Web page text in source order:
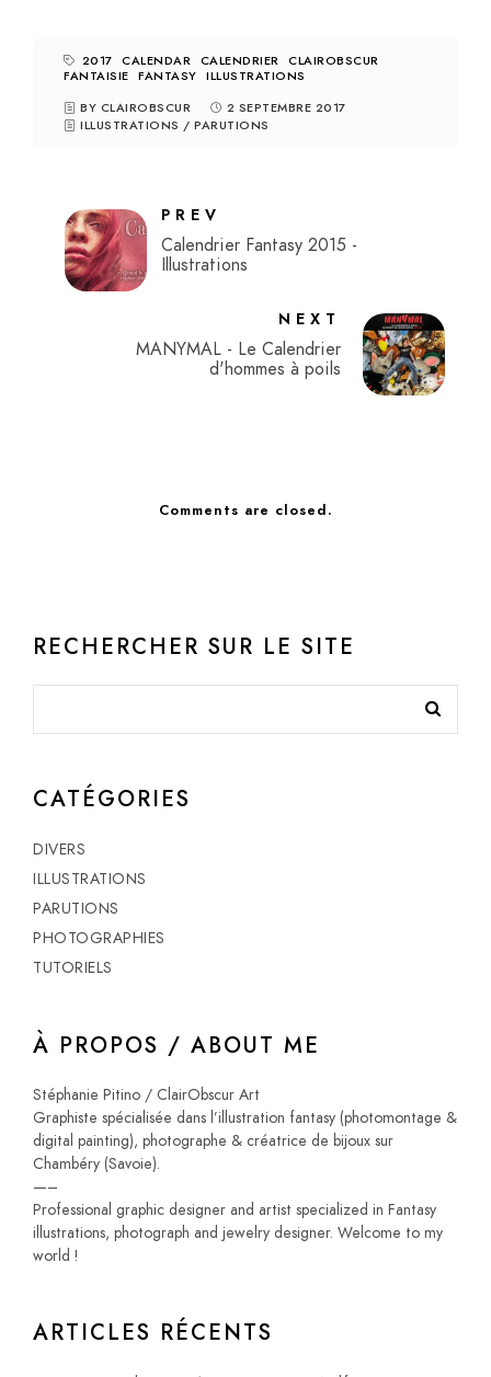
2017 CALENDAR CALENDRIER CLAIROBSCUR
FANTAISIE FANTASY ILLUSTRATIONS
BY CLAIROBSCUR
2 SEPTEMBRE 2017
ILLUSTRATIONS / PARUTIONS
PREV
Calendrier Fantasy 2015 -
Illustrations
NEXT
MANYMAL - Le Calendrier
d'hommes à poils
Comments are closed.
RECHERCHER SUR LE SITE
CATÉGORIES
DIVERS
ILLUSTRATIONS
PARUTIONS
PHOTOGRAPHIES
TUTORIELS
À PROPOS / ABOUT ME
Stéphanie Pitino / ClairObscur Art
Graphiste spécialisée dans l’illustration fantasy (photomontage &
digital painting), photographe & créatrice de bijoux sur
Chambéry (Savoie).
—–
Professional graphic designer and artist specialized in Fantasy
illustrations, photograph and jewelry designer. Welcome to my
world !
ARTICLES RÉCENTS